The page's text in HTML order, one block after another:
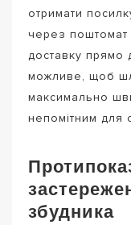
отримати
через поштомат
доставку
можливе, щоб
максимально
непомітним для
збудника